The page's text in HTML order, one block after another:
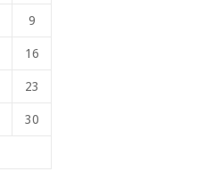
9
16
23
30